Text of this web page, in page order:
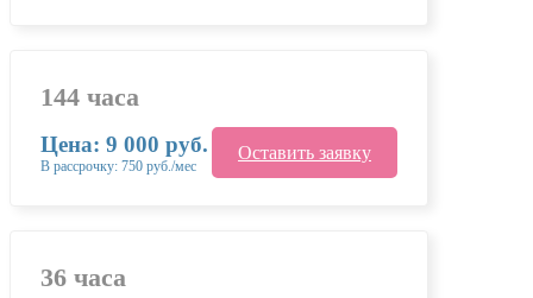
144 часа
Цена: 9 000 руб.
В рассрочку: 750 руб./мес
Оставить заявку
36 часа